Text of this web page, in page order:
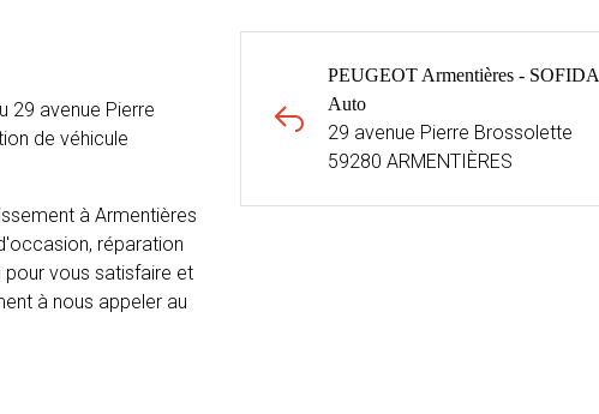
PEUGEOT Armentières - SOFIDA
Auto
29 avenue Pierre Brossolette
59280 ARMENTIÈRES
29 avenue Pierre
de véhicule
à Armentières
réparation
vous satisfaire et
à nous appeler au